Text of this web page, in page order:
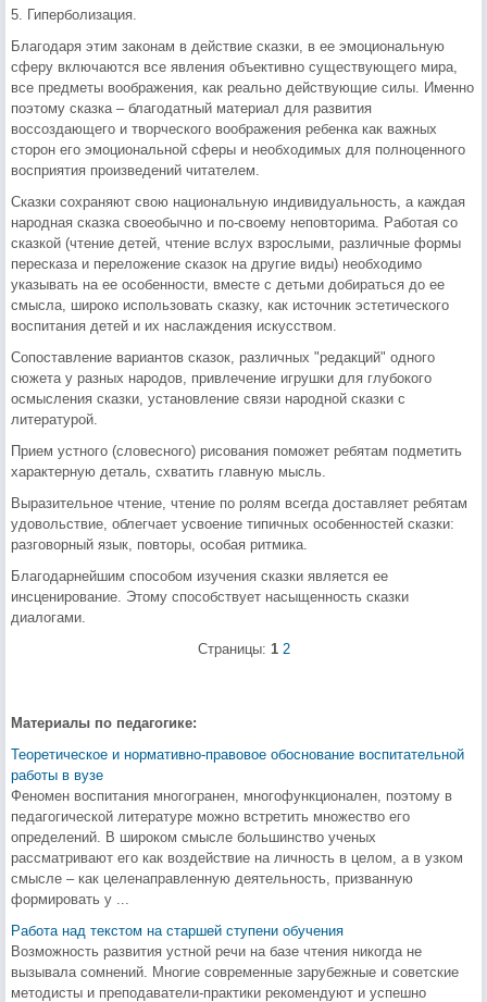
5. Гиперболизация.
Благодаря этим законам в действие сказки, в ее эмоциональную
сферу включаются все явления объективно существующего мира,
все предметы воображения, как реально действующие силы. Именно
поэтому сказка – благодатный материал для развития
воссоздающего и творческого воображения ребенка как важных
сторон его эмоциональной сферы и необходимых для полноценного
восприятия произведений читателем.
Сказки сохраняют свою национальную индивидуальность, а каждая
народная сказка своеобычно и по-своему неповторима. Работая со
сказкой (чтение детей, чтение вслух взрослыми, различные формы
пересказа и переложение сказок на другие виды) необходимо
указывать на ее особенности, вместе с детьми добираться до ее
смысла, широко использовать сказку, как источник эстетического
воспитания детей и их наслаждения искусством.
Сопоставление вариантов сказок, различных "редакций" одного
сюжета у разных народов, привлечение игрушки для глубокого
осмысления сказки, установление связи народной сказки с
литературой.
Прием устного (словесного) рисования поможет ребятам подметить
характерную деталь, схватить главную мысль.
Выразительное чтение, чтение по ролям всегда доставляет ребятам
удовольствие, облегчает усвоение типичных особенностей сказки:
разговорный язык, повторы, особая ритмика.
Благодарнейшим способом изучения сказки является ее
инсценирование. Этому способствует насыщенность сказки
диалогами.
Страницы: 1 2
Материалы по педагогике:
Теоретическое и нормативно-правовое обоснование воспитательной
работы в вузе
Феномен воспитания многогранен, многофункционален, поэтому в
педагогической литературе можно встретить множество его
определений. В широком смысле большинство ученых
рассматривают его как воздействие на личность в целом, а в узком
смысле – как целенаправленную деятельность, призванную
формировать у ...
Работа над текстом на старшей ступени обучения
Возможность развития устной речи на базе чтения никогда не
вызывала сомнений. Многие современные зарубежные и советские
методисты и преподаватели-практики рекомендуют и успешно